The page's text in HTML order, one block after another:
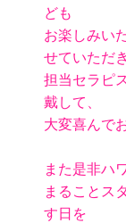
ども
お楽しみい
せていただ
担当セラピ
戴して、
大変喜んで
また是非ハ
まることス
す日を